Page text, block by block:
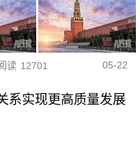
读 12701 05-22
系实现更高质量发展